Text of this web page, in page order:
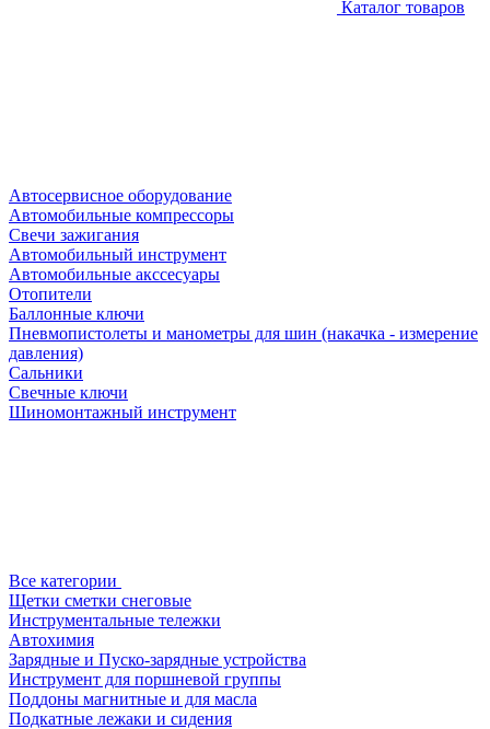
Каталог товаров
Автосервисное оборудование
Автомобильные компрессоры
Свечи зажигания
Автомобильный инструмент
Автомобильные акссесуары
Отопители
Баллонные ключи
Пневмопистолеты и манометры для шин (накачка - измерение
давления)
Сальники
Свечные ключи
Шиномонтажный инструмент
Все категории
Щетки сметки снеговые
Инструментальные тележки
Автохимия
Зарядные и Пуско-зарядные устройства
Инструмент для поршневой группы
Поддоны магнитные и для масла
Подкатные лежаки и сидения